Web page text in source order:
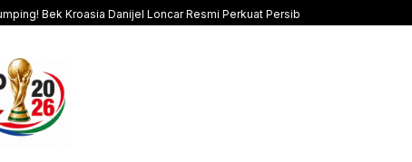
Bek Kroasia Danijel Loncar Resmi Perkuat Persib